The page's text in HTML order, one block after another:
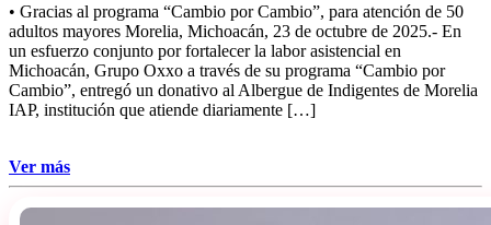
• Gracias al programa “Cambio por Cambio”, para atención de 50
adultos mayores Morelia, Michoacán, 23 de octubre de 2025.- En
un esfuerzo conjunto por fortalecer la labor asistencial en
Michoacán, Grupo Oxxo a través de su programa “Cambio por
Cambio”, entregó un donativo al Albergue de Indigentes de Morelia
IAP, institución que atiende diariamente […]
Ver más